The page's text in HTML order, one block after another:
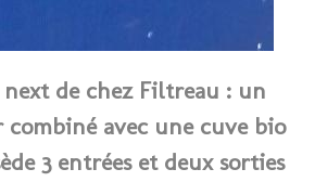
de chez Filtreau : un
avec une cuve bio
3 entrées et deux sorties